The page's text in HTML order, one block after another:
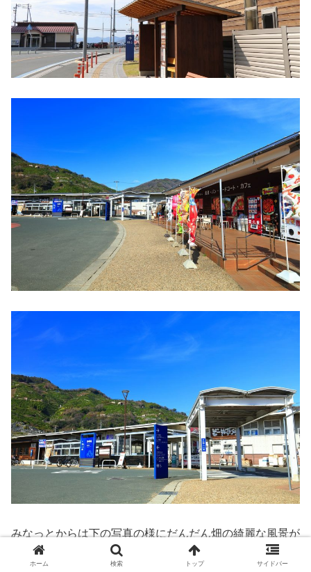
みなっとからは下の写真の様にだんだん畑の綺麗な風景が
見えます。
ホーム 検索 トップ サイドバー